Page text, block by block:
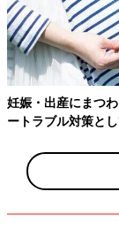
ます。
（ランタナさん
お兄ちゃんは
「おにいちゃん
お兄ちゃんは、
も通る道なのに
ぱい見えてくる
様のイタドリハ
妊娠・出産にまつ
ートラブル対策と